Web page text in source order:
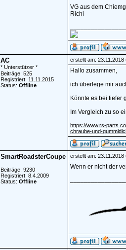
VG aus dem
Richi
AC
* Unterstützer *
Beiträge: 525
Registriert: 11.11.2015
Status: Offline
erstellt am: 23.11.2018
Hallo zusammen,
ich überlege mir
Könnte es bei tiefer
Im Vergleich zu so
https://www.rs-
chraube-und-
SmartRoadsterCoupe
Beiträge: 9230
Registriert: 8.4.2009
Status: Offline
erstellt am: 23.11.2018
Wenn er nicht der